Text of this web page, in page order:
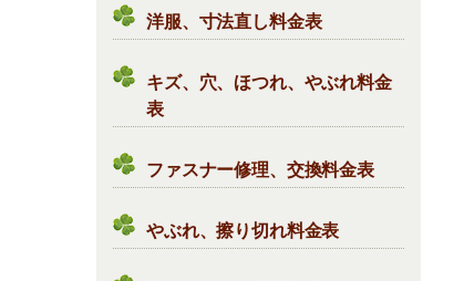
洋服、寸法直し料金表
キズ、穴、ほつれ、やぶれ料金
表
ファスナー修理、交換料金表
やぶれ、擦り切れ料金表